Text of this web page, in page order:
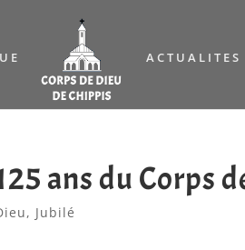
ACTUALITES
ans du Corps
, Jubilé